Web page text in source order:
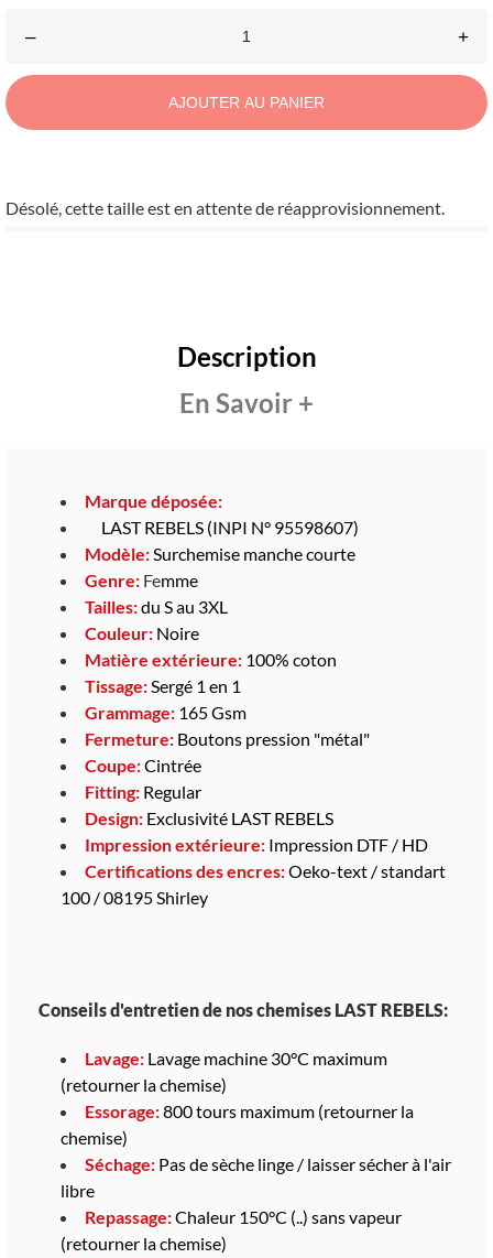
– +
AJOUTER AU PANIER
Désolé, cette taille est en attente de réapprovisionnement.
Description
En Savoir +
Marque déposée:
LAST REBELS (INPI N° 95598607)
Modèle:Surchemise manche courte
Genre: Femme
Tailles:du S au 3XL
Couleur: Noire
Matière extérieure: 100% coton
Tissage:Sergé 1 en 1
Grammage: 165 Gsm
Fermeture: Boutons pression "métal"
Coupe:Cintrée
Fitting: Regular
Design: Exclusivité LAST REBELS
Impression extérieure: Impression DTF / HD
Certifications des encres:Oeko-text / standart
100 / 08195 Shirley
Conseils d'entretien de nos chemises LAST REBELS:
Lavage: Lavage machine 30°C maximum
(retourner la chemise)
Essorage:800 tours maximum (retourner la
chemise)
Séchage: Pas de sèche linge / laisser sécher à l'air
libre
Repassage:Chaleur 150°C (..) sans vapeur
(retourner la chemise)